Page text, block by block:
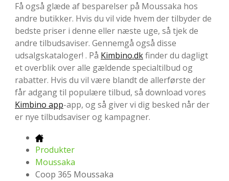
Få også glæde af besparelser på Moussaka hos
andre butikker. Hvis du vil vide hvem der tilbyder de
bedste priser i denne eller næste uge, så tjek de
andre tilbudsaviser. Gennemgå også disse
udsalgskataloger! . På Kimbino.dkfinder du dagligt
et overblik over alle gældende specialtilbud og
rabatter. Hvis du vil være blandt de allerførste der
får adgang til populære tilbud, så download vores
Kimbino app-app, og så giver vi dig besked når der
er nye tilbudsaviser og kampagner.
Produkter
Moussaka
Coop 365 Moussaka